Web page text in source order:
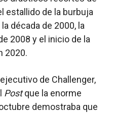
estallido de la burbuja
década de 2000, la
2008 y el inicio de la
2020.
de Challenger,
Postque la enorme
demostraba que